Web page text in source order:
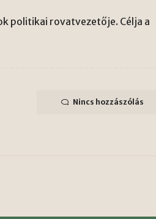
politikai rovatvezetője. Célja a
Nincs hozzászólás